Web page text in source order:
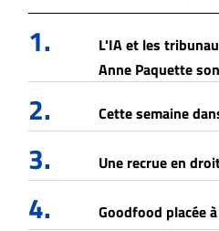
1.
L'IA et les
Anne Paquette
2. Cette semaine
3. Une recrue en
4. Goodfood placée